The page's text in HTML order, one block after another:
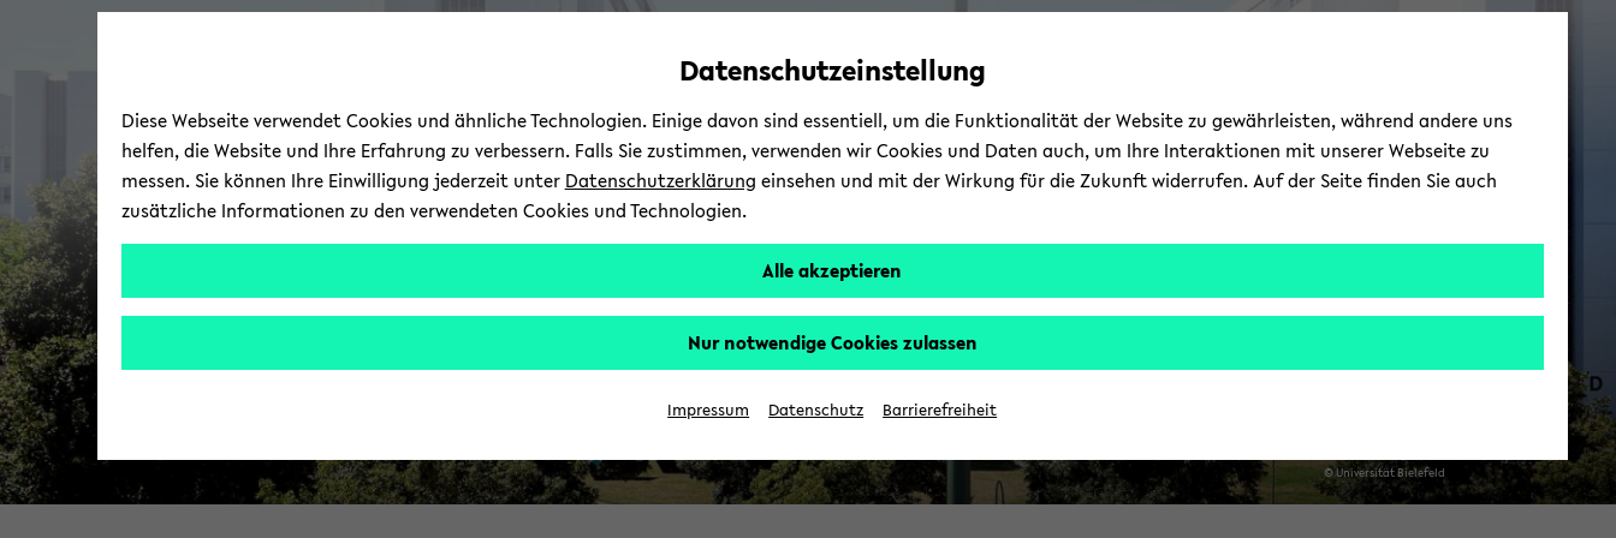
Automatische
vermeiden
skip
main
skip
main
skip
footer
IDM - ­ Institut für
Didaktik der
Mathematik
© Uni­ver­si­tät Bie­le­feld
Datenschutzeinstellung
Diese Webseite verwendet Cookies und ähnliche Technologien. Einige davon sind essentiell, um die Funktionalität der Website zu gewährleisten, während andere uns
helfen, die Website und Ihre Erfahrung zu verbessern. Falls Sie zustimmen, verwenden wir Cookies und Daten auch, um Ihre Interaktionen mit unserer Webseite zu
messen. Sie können Ihre Einwilligung jederzeit unter Datenschutzerklärung einsehen und mit der Wirkung für die Zukunft widerrufen. Auf der Seite finden Sie auch
zusätzliche Informationen zu den verwendeten Cookies und Technologien.
Alle akzeptieren
Nur notwendige Cookies zulassen
Impressum Datenschutz Barrierefreiheit